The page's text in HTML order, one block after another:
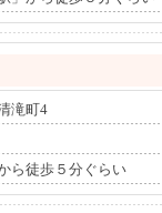
滝町4
ら徒歩５分ぐらい